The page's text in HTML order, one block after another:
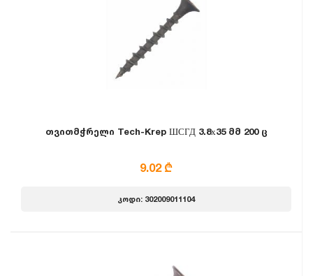
თვითმჭრელი Tech-Krep ШСГД 3.8х35 მმ 200 ც
9.02 ₾
კოდი: 302009011104